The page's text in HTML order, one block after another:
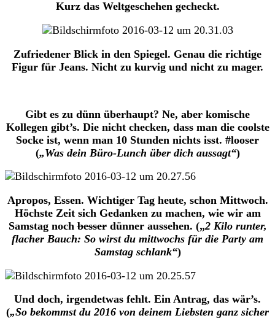
Kurz das Weltgeschehen gecheckt.
Zufriedener Blick in den Spiegel. Genau die richtige
Figur für Jeans. Nicht zu kurvig und nicht zu mager.
Gibt es zu dünn überhaupt? Ne, aber komische
Kollegen gibt’s. Die nicht checken, dass man die coolste
Socke ist, wenn man 10 Stunden nichts isst. #looser
(„Was dein Büro-Lunch über dich aussagt“)
Apropos, Essen. Wichtiger Tag heute, schon Mittwoch.
Höchste Zeit sich Gedanken zu machen, wie wir am
Samstag nochbesserdünner aussehen. („2 Kilo runter,
flacher Bauch: So wirst du mittwochs für die Party am
Samstag schlank“)
Und doch, irgendetwas fehlt. Ein Antrag, das wär’s.
(„So bekommst du 2016 von deinem Liebsten ganz sicher